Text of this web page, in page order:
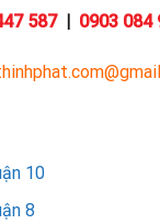
587| 0903 084
10
8